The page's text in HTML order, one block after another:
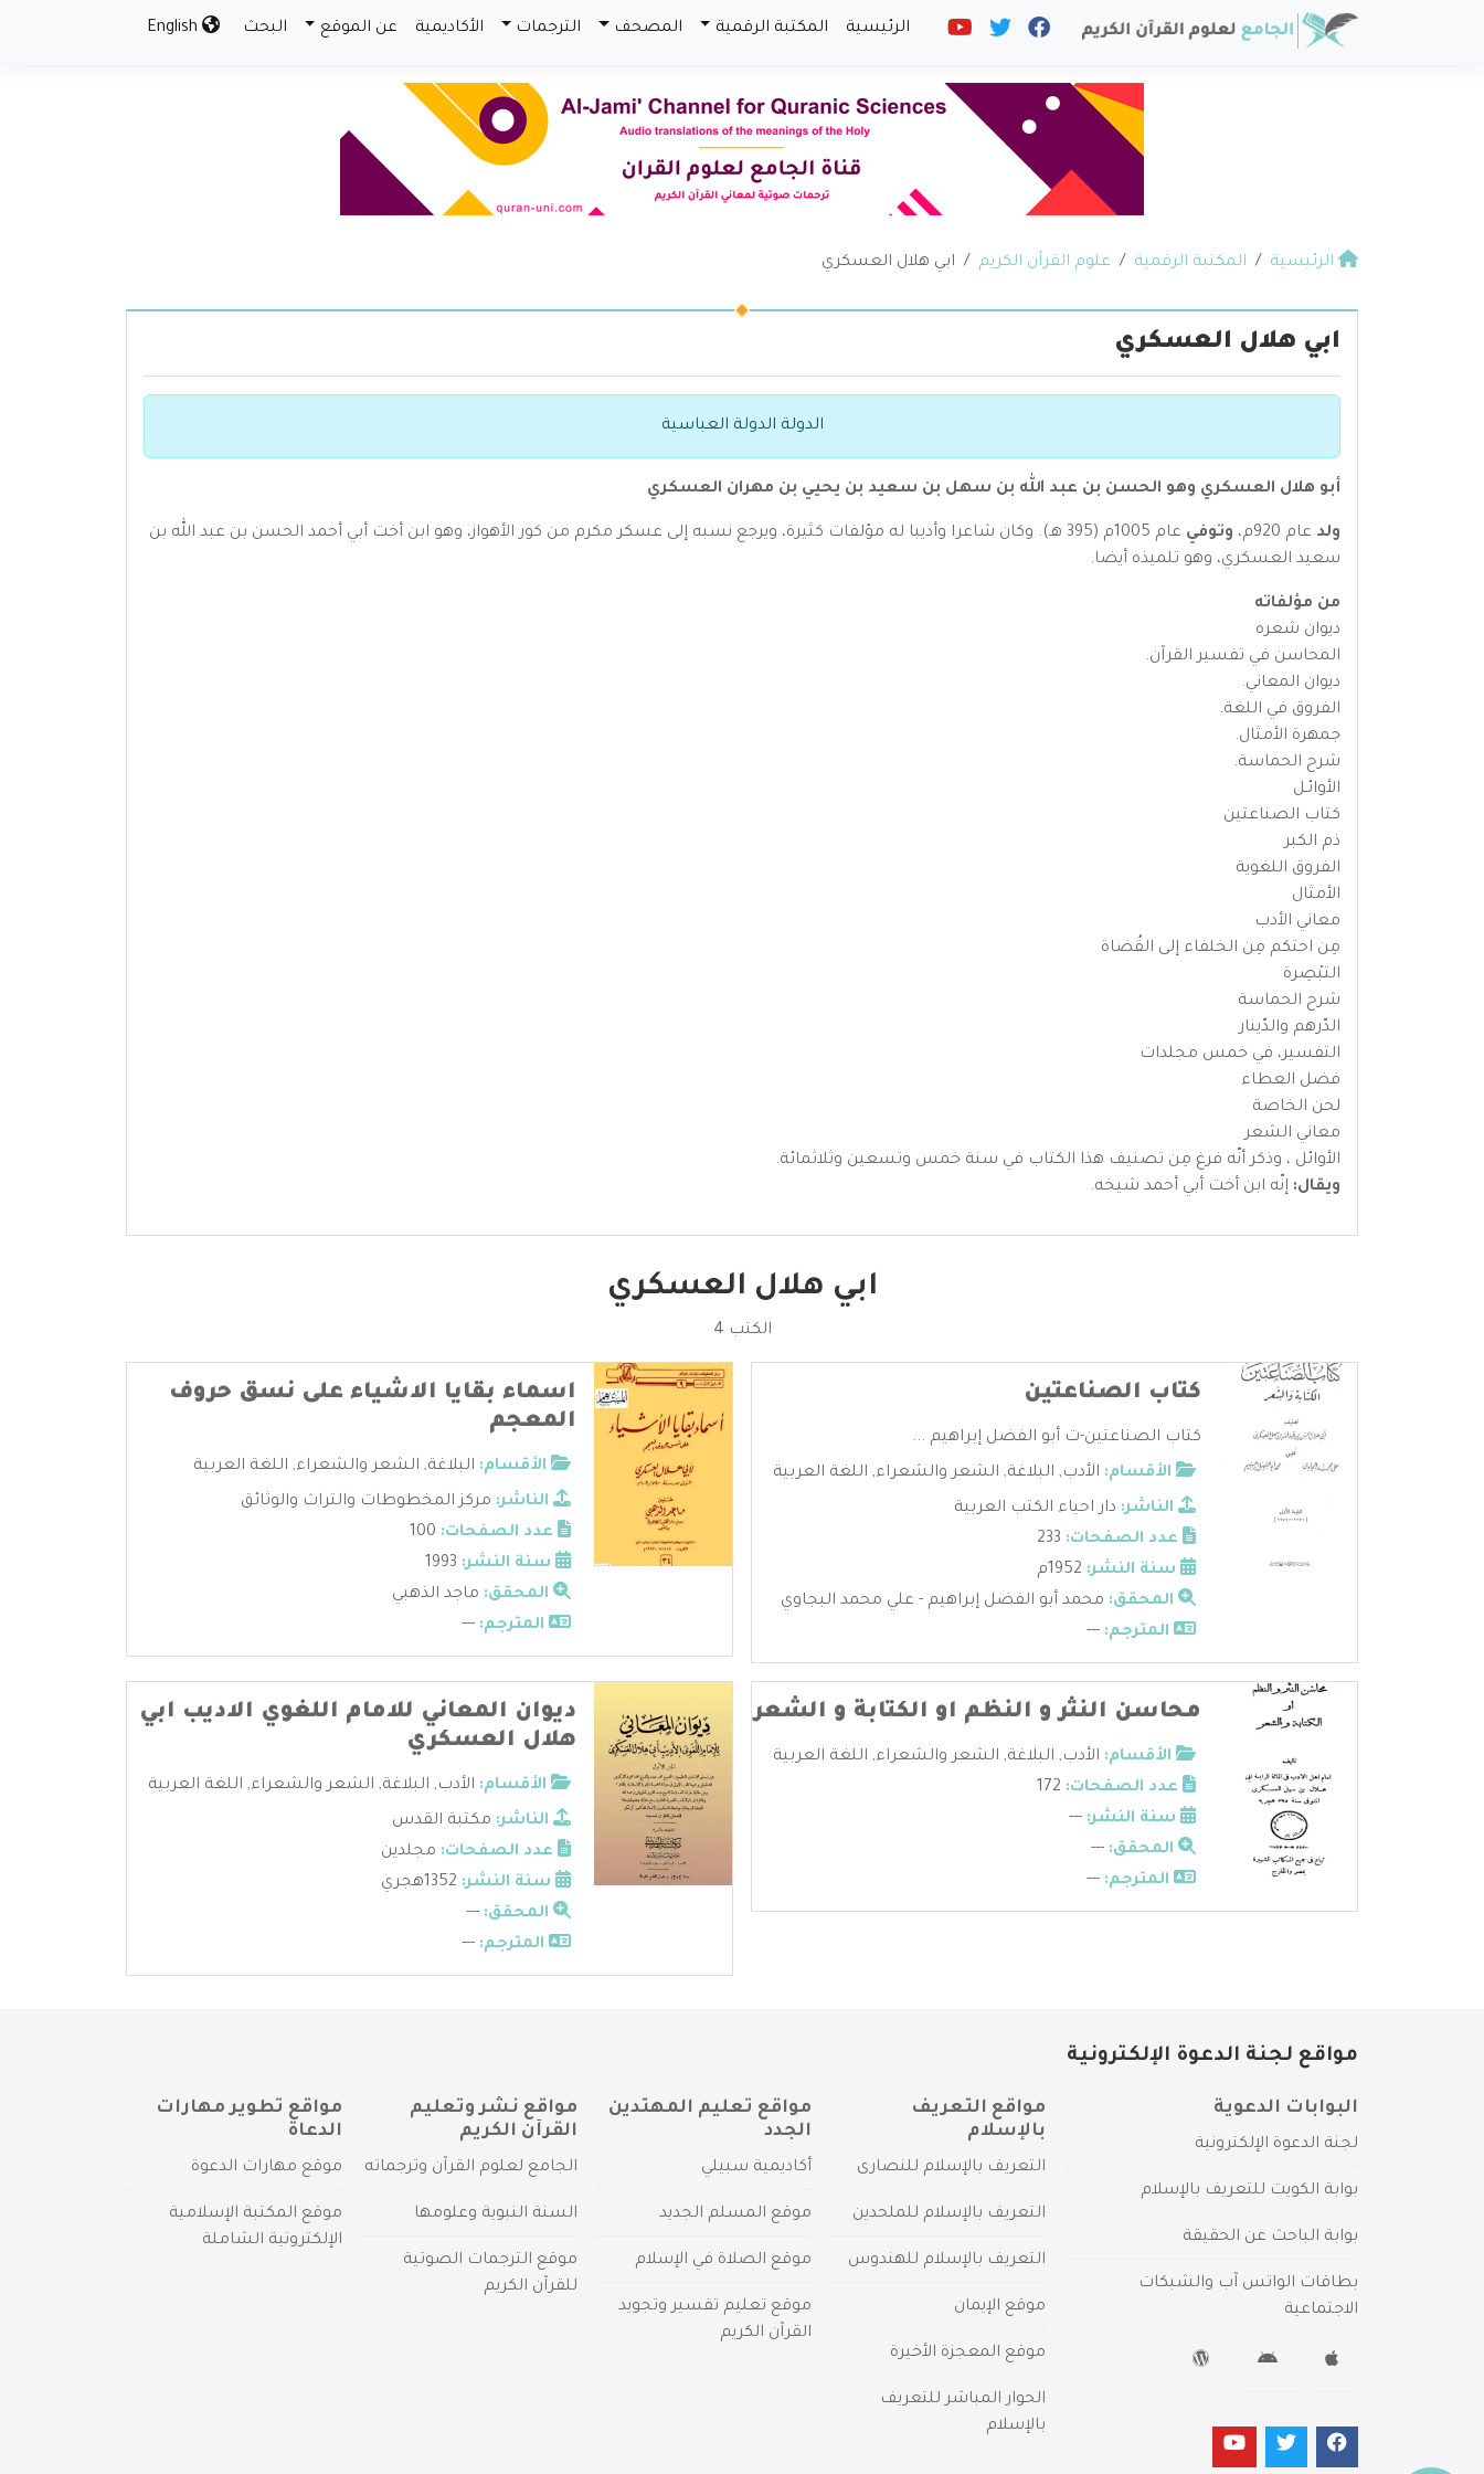
الرئيسية المكتبة الرقمية المصحف الترجمات الأكاديمية عن الموقع البحث
الرئيسية المكتبة الرقمية علوم القرآن الكريم ابي هلال العسكري
ابي هلال العسكري
الدولة الدولة العباسية
أبو هلال العسكري وهو الحسن بن عبد الله بن سهل بن سعيد بن يحيي بن مهران العسكري
ولد عام 920م، وتوفي
عام 1005م (395 هـ). وكان شاعرا وأديبا له مؤلفات كثيرة، ويرجع نسبه إلى عسكر مكرم من كور الأهواز، وهو ابن أخت أبي أحمد الحسن بن عبد الله بن
سعيد العسكري، وهو تلميذه أيضا.
من مؤلفاته
ديوان شعره
المحاسن في تفسير القرآن.
ديوان المعاني.
الفروق في اللغة.
جمهرة الأمثال.
شرح الحماسة.
الأوائـل
كتاب الصناعتين
ذم الكبر
الفروق اللغوية
الأمثال
معاني الأدب
مِن احتكم مِن الخلفاء إلى القُضاة
التبْصِرة
شرح الحماسة
الدّرهم والدّينار
التفسير، في خمس مجلدات
فضل العطاء
لحن الخاصة
معاني الشعر
الأوائل ، وذكر أنّه فرغ مِن تصنيف هذا الكتاب في سنة خمس وتسعين وثلاثمائة.
ويقال: إنّه ابن أخت أبي أحمد شيخه.
ابي هلال العسكري
الكتب 4
كتاب الصناعتين
كتاب الصناعتين-ت أبو الفضل إبراهيم ...
الأقسام: الأدب, البلاغة, الشعر والشعراء, اللغة العربية
الناشر: دار احياء الكتب العربية
عدد الصفحات:
سنة النشر:
المحقق: محمد أبو الفضل إبراهيم - علي محمد البجاوي
المترجم: ---
اسماء بقايا الاشياء على نسق حروف
المعجم
الأقسام: البلاغة, الشعر والشعراء, اللغة العربية
الناشر: مركز المخطوطات والتراث والوثائق
عدد الصفحات:
سنة النشر:
المحقق: ماجد الذهبي
المترجم: ---
محاسن النثر و النظم او الكتابة و الشعر
الأقسام: الأدب, البلاغة, الشعر والشعراء, اللغة العربية
عدد الصفحات:
سنة النشر: ---
المحقق: ---
المترجم: ---
ديوان المعاني للامام اللغوي الاديب ابي
هلال العسكري
الأقسام: الأدب, البلاغة, الشعر والشعراء, اللغة العربية
الناشر: مكتبة القدس
عدد الصفحات: مجلدين
سنة النشر:
المحقق: ---
المترجم: ---
مواقع لجنة الدعوة الإلكترونية
البوابات الدعوية
لجنة الدعوة الإلكترونية
بوابة الكويت للتعريف بالإسلام
بوابة الباحث عن الحقيقة
بطاقات الواتس آب والشبكات
الاجتماعية
مواقع التعريف
بالإسلام
التعريف بالإسلام للنصارى
التعريف بالإسلام للملحدين
التعريف بالإسلام للهندوس
موقع الإيمان
موقع المعجزة الأخيرة
الحوار المباشر للتعريف
بالإسلام
مواقع تعليم المهتدين
الجدد
أكاديمية سبيلي
موقع المسلم الجديد
موقع الصلاة في الإسلام
موقع تعليم تفسير وتجويد
القرآن الكريم
مواقع نشر وتعليم
القرآن الكريم
الجامع لعلوم القرآن وترجماته
السنة النبوية وعلومها
موقع الترجمات الصوتية
للقرآن الكريم
مواقع تطوير مهارات
الدعاة
موقع مهارات الدعوة
موقع المكتبة الإسلامية
الإلكترونية الشاملة